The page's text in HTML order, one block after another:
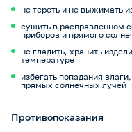
не тереть и не выжимать
сушить в расправленном
приборов и прямого
не гладить, хранить
температуре
избегать попадания
прямых солнечных лучей
Противопоказания